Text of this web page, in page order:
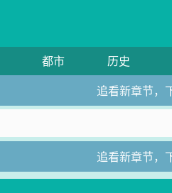
都市 历史
追看新章节，
追看新章节，